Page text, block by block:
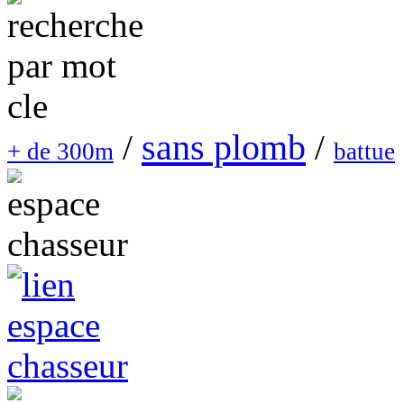
+ de 300m / sans plomb / battue